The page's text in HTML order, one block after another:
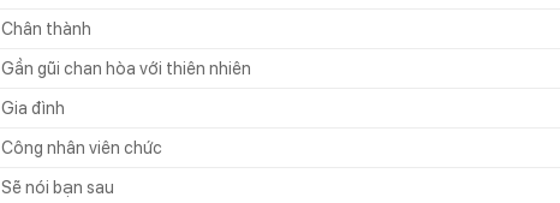
Chân thành
Gần gũi chan hòa với thiên nhiên
Gia đình
Công nhân viên chức
Sẽ nói bạn sau